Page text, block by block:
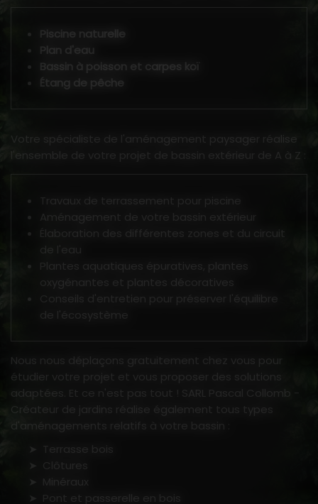
Piscine naturelle
Plan d'eau
Bassin à poisson et carpes koï
Étang de pêche
Votre spécialiste de l'aménagement paysager réalise
l'ensemble de votre projet de bassin extérieur de A à Z :
Travaux de terrassement pour piscine
Aménagement de votre bassin extérieur
oxygénantes et plantes décoratives
Nous nous déplaçons gratuitement chez vous pour
étudier votre projet et vous proposer des solutions
adaptées. Et ce n'est pas tout ! SARL Pascal Collomb -
Créateur de jardins réalise également tous types
d'aménagements relatifs à votre bassin :
Terrasse bois
Pont et passerelle en bois